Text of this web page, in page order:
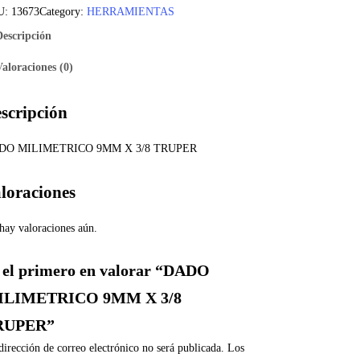
13673Category: HERRAMIENTAS
(0)
MILIMETRICO 9MM X 3/8 TRUPER
valoraciones aún.
el primero en valorar “DADO
9MM X 3/8
de correo electrónico no será publicada. Los